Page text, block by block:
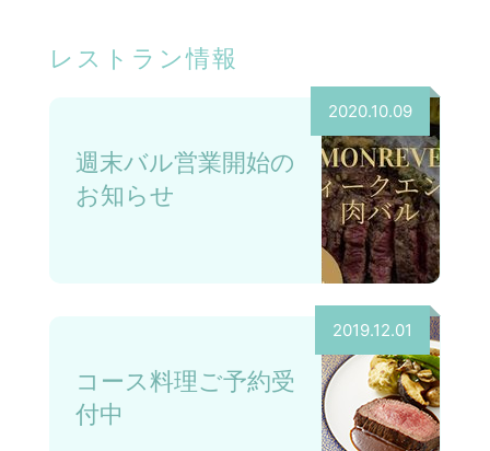
レストラン情報
2020.10.09
週末バル営業開始の
お知らせ
2019.12.01
コース料理ご予約受
付中